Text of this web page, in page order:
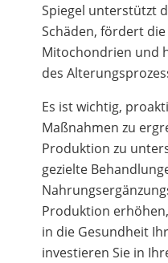
Spiegel unterstützt
Schäden, fördert
Mitochondrien und
des
Es ist wichtig,
Maßnahmen zu
Produktion zu
gezielte
Produktion
in die Gesundheit
investieren Sie in